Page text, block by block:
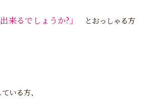
出来るでしょうか?」
とおっしゃる方
いる方、